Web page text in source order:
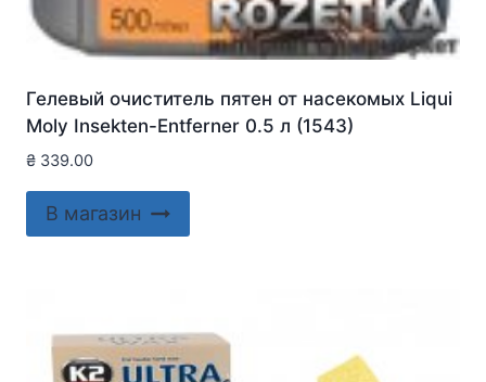
Гелевый очиститель пятен от насекомых Liqui
Moly Insekten-Entferner 0.5 л (1543)
₴ 339.00
В магазин